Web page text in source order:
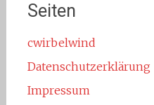
Seiten
cwirbelwind
Datenschutzerklärung
Impressum